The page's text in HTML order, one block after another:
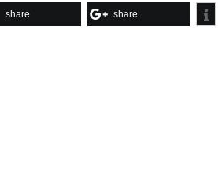
share share